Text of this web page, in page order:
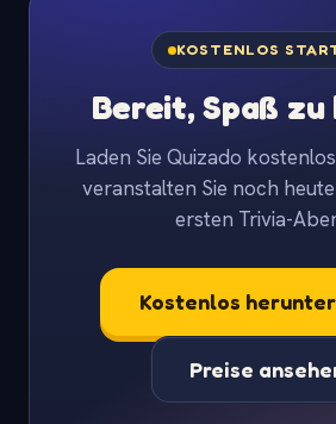
KOSTENLOS
Bereit, Spaß zu
Laden Sie Quizado
veranstalten Sie noch
ersten Trivia-
Kostenlos
Preise